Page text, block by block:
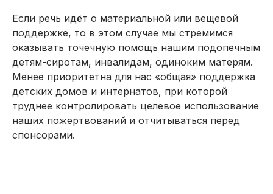
Если речь идёт о материальной или вещевой
поддержке, то в этом случае мы стремимся
оказывать точечную помощь нашим подопечным
детям-сиротам, инвалидам, одиноким матерям.
Менее приоритетна для нас «общая» поддержка
детских домов и интернатов, при которой
труднее контролировать целевое использование
наших пожертвований и отчитываться перед
спонсорами.